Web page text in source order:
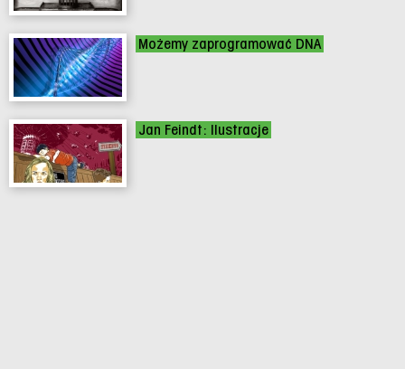
Możemy zaprogramować DNA
Jan Feindt: Ilustracje